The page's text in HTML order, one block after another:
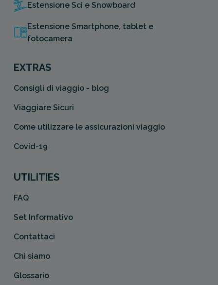
Estensione Sci e Snowboard
Estensione Smartphone, tablet e
fotocamera
EXTRAS
Consigli di viaggio - blog
Viaggiare Sicuri
Come utilizzare le assicurazioni viaggio
Covid-19
UTILITIES
FAQ
Set Informativo
Contattaci
Chi siamo
Glossario